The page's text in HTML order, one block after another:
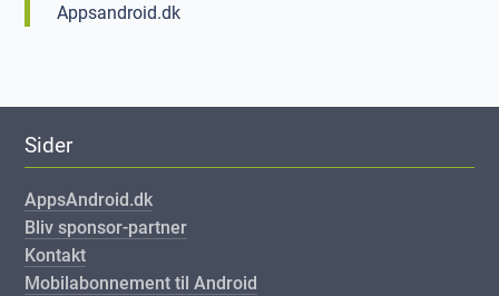
Appsandroid.dk
Sider
AppsAndroid.dk
Bliv sponsor-partner
Kontakt
Mobilabonnement til Android